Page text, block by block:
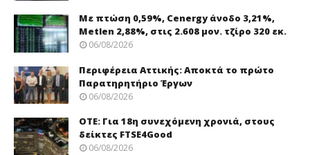
Με πτώση 0,59%, Cenergy άνοδο 3,21%,
Metlen 2,88%, στις 2.608 μον. τζίρο 320 εκ.
06/08/2026
Περιφέρεια Αττικής: Αποκτά το πρώτο
Παρατηρητήριο Έργων
06/08/2026
ΟΤΕ: Για 18η συνεχόμενη χρονιά, στους
δείκτες FTSE4Good
06/08/2026